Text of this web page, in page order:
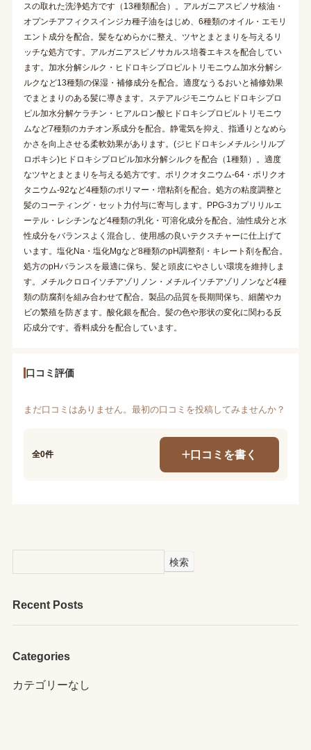
スの取れた洗浄処方です（13種類配合）。アルガニアスピノサ核油・
オプンチアフィクスインジカ種子油をはじめ、6種類のオイル・エモリ
エント成分を配合。髪をなめらかに整え、ツヤとまとまりを与えるリ
ッチな処方です。アルガニアスピノサカルス培養エキスを配合してい
ます。加水分解シルク・ヒドロキシプロピルトリモニウム加水分解シ
ルクなど13種類の保湿・補修成分を配合。適度なうるおいと補修効果
でまとまりのある髪に導きます。ステアルジモニウムヒドロキシプロ
ピル加水分解ケラチン・ヒアルロン酸ヒドロキシプロピルトリモニウ
ムなど7種類のカチオン系成分を配合。静電気を抑え、指通りとなめら
かさを向上させる柔軟効果があります。(ジヒドロキシメチルシリルプ
ロポキシ)ヒドロキシプロピル加水分解シルクを配合（1種類）。適度
なツヤとまとまりを与える処方です。ポリクオタニウム-64・ポリクオ
タニウム-92など4種類のポリマー・増粘剤を配合。処方の粘度調整と
髪のコーティング・セット力付与に寄与します。PPG-3カプリリルエ
ーテル・レシチンなど4種類の乳化・可溶化成分を配合。油性成分と水
性成分をバランスよく混合し、使用感の良いテクスチャーに仕上げて
います。塩化Na・塩化Mgなど8種類のpH調整剤・キレート剤を配合。
処方のpHバランスを最適に保ち、髪と頭皮にやさしい環境を維持しま
す。メチルクロロイソチアゾリノン・メチルイソチアゾリノンなど4種
類の防腐剤を組み合わせて配合。製品の品質を長期間保ち、細菌やカ
ビの繁殖を防ぎます。酸化銀を配合。髪の色や形状の変化に関わる反
応成分です。香料成分を配合しています。
口コミ評価
まだ口コミはありません。最初の口コミを投稿してみませんか？
全0件 口コミを書く
検索
Recent Posts
Categories
カテゴリーなし